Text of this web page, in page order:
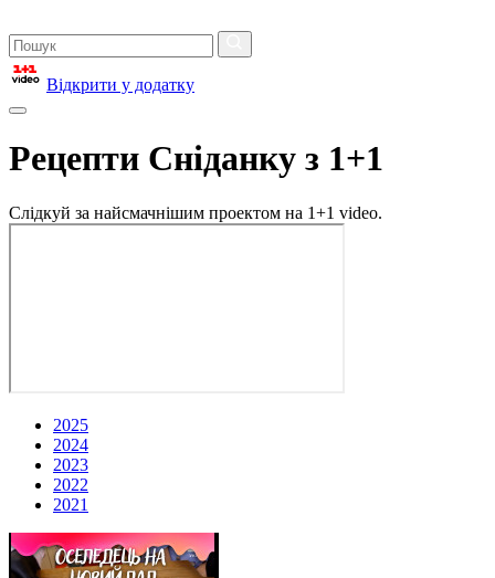
Відкрити у додатку
Рецепти Сніданку з 1+1
Слідкуй за найсмачнішим проектом на 1+1 video.
2025
2024
2023
2022
2021